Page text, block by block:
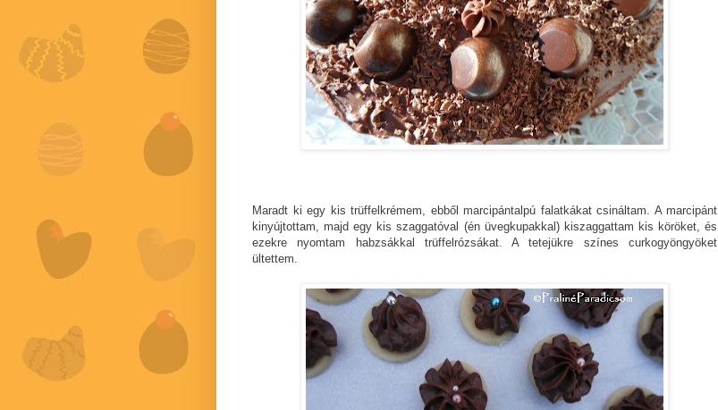
Maradt ki egy kis trüffelkrémem, ebből marcipántalpú falatkákat csináltam. A marcipánt
kinyújtottam, majd egy kis szaggatóval (én üvegkupakkal) kiszaggattam kis köröket, és
ezekre nyomtam habzsákkal trüffelrózsákat. A tetejükre színes curkogyöngyöket
ültettem.